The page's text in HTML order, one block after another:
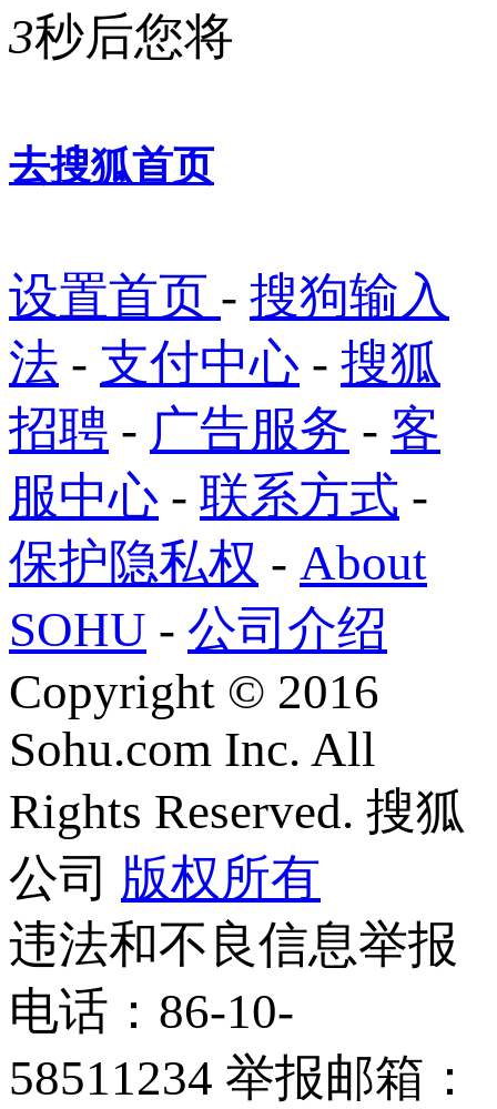
3秒后您将
去搜狐首页
设置首页 - 搜狗输入
法 - 支付中心 - 搜狐
招聘 - 广告服务 - 客
服中心 - 联系方式 -
保护隐私权 - About
SOHU - 公司介绍
Copyright © 2016
Sohu.com Inc. All
Rights Reserved. 搜狐
公司 版权所有
违法和不良信息举报
电话：86-10-
58511234 举报邮箱：